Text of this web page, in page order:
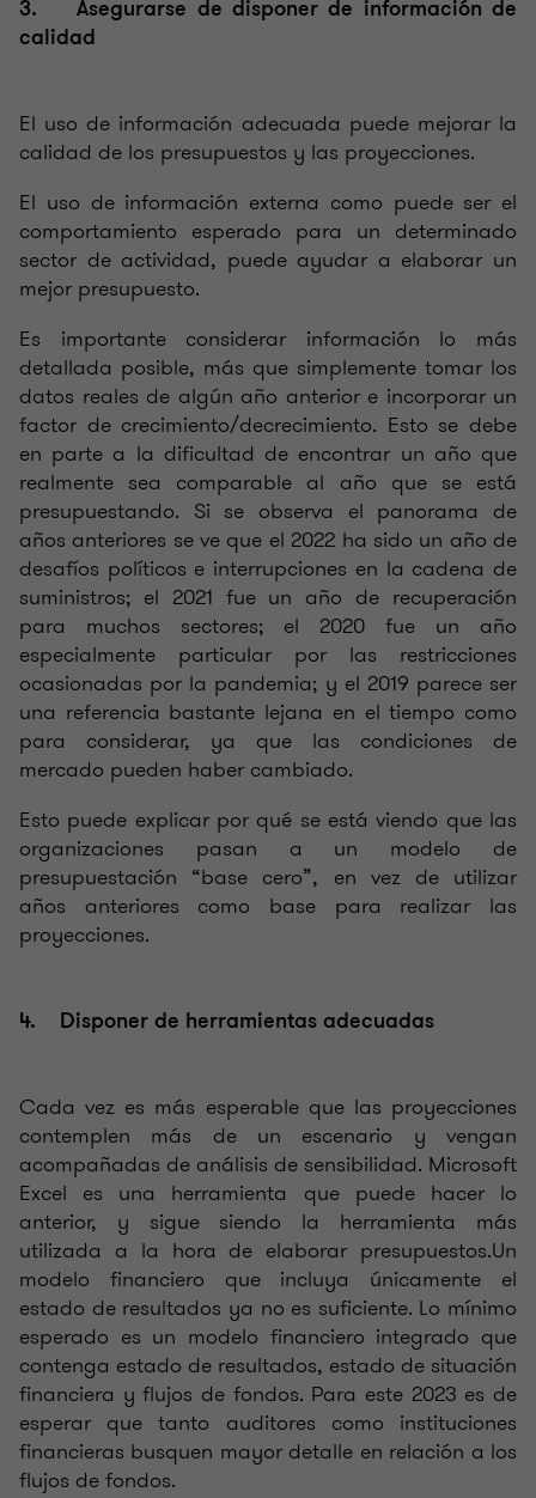
3. Asegurarse de disponer de información de
calidad
El uso de información adecuada puede mejorar la
calidad de los presupuestos y las proyecciones.
El uso de información externa como puede ser el
comportamiento esperado para un determinado
sector de actividad, puede ayudar a elaborar un
mejor presupuesto.
Es importante considerar información lo más
detallada posible, más que simplemente tomar los
datos reales de algún año anterior e incorporar un
factor de crecimiento/decrecimiento. Esto se debe
en parte a la dificultad de encontrar un año que
realmente sea comparable al año que se está
presupuestando. Si se observa el panorama de
años anteriores se ve que el 2022 ha sido un año de
desafíos políticos e interrupciones en la cadena de
suministros; el 2021 fue un año de recuperación
para muchos sectores; el 2020 fue un año
especialmente particular por las restricciones
ocasionadas por la pandemia; y el 2019 parece ser
una referencia bastante lejana en el tiempo como
para considerar, ya que las condiciones de
mercado pueden haber cambiado.
Esto puede explicar por qué se está viendo que las
organizaciones pasan a un modelo de
presupuestación “base cero”, en vez de utilizar
años anteriores como base para realizar las
proyecciones.
4. Disponer de herramientas adecuadas
Cada vez es más esperable que las proyecciones
contemplen más de un escenario y vengan
acompañadas de análisis de sensibilidad. Microsoft
Excel es una herramienta que puede hacer lo
anterior, y sigue siendo la herramienta más
utilizada a la hora de elaborar presupuestos.Un
modelo financiero que incluya únicamente el
estado de resultados ya no es suficiente. Lo mínimo
esperado es un modelo financiero integrado que
contenga estado de resultados, estado de situación
financiera y flujos de fondos. Para este 2023 es de
esperar que tanto auditores como instituciones
financieras busquen mayor detalle en relación a los
flujos de fondos.